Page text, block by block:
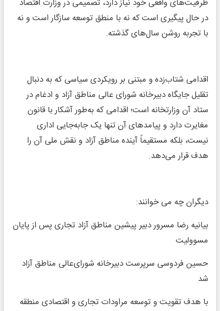
ظرفیت‌های واقعی خود نیاز دارد، تصمیمی در وزارت اقتصاد
در حال پیگیری است که نه با منطق توسعه سازگار است و نه
با تجربه روشن سال‌های گذشته.
اقدامی شتاب‌زده و مبتنی بر رویکردی سیاسی که به دنبال
تقلیل جایگاه دبیرخانه شورای عالی مناطق آزاد و ادغام در
ستاد آن وزارتخانه است؛ اقدامی که به‌طور آشکار با قانون
مغایرت دارد و پیامدهای آن تنها یک جابه‌جایی اداری
نیست، بلکه مستقیماً آینده مناطق آزاد و نقش ملی آن‌ را
هدف قرار می‌دهد.
دیگران چه می خوانند:
بیانیه رضا مسرور دبیر پیشین مناطق آزاد تجاری پس از پایان
مسوولیت
حسین فردوسی سرپرست دبیرخانه شورای‌عالی مناطق آزاد
شد
با هدف تقویت و توسعه مراودات تجاری و اقتصادی منطقه